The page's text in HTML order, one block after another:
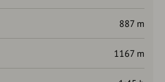
887 m
1167 m